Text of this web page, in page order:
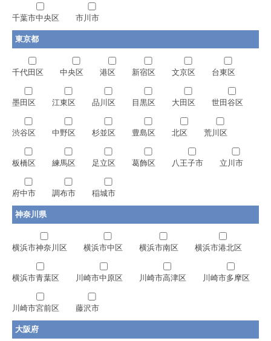
千葉市中央区 市川市
東京都
千代田区 中央区 港区 新宿区 文京区 台東区
墨田区 江東区 品川区 目黒区 大田区 世田谷区
渋谷区 中野区 杉並区 豊島区 北区 荒川区
板橋区 練馬区 足立区 葛飾区 八王子市 立川市
府中市 調布市 稲城市
神奈川県
横浜市神奈川区 横浜市中区 横浜市南区 横浜市港北区
横浜市青葉区 川崎市中原区 川崎市高津区 川崎市多摩区
川崎市宮前区 藤沢市
大阪府